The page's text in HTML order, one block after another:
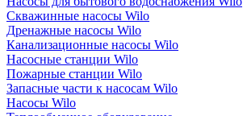
Скважинные насосы Wilo
Дренажные насосы Wilo
Канализационные насосы Wilo
Насосные станции Wilo
Пожарные станции Wilo
Запасные части к насосам Wilo
Насосы Wilo